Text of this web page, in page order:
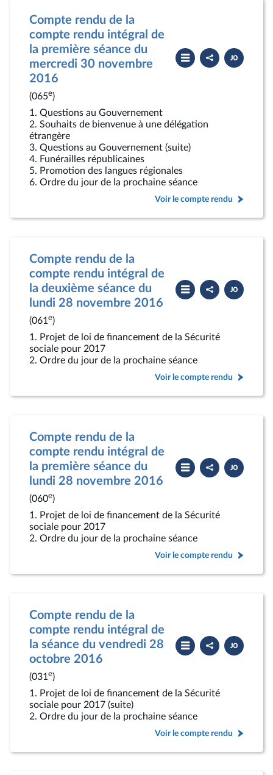
Compte rendu de la
compte rendu intégral de
la première séance du
mercredi 30 novembre
2016
(065e)
Partager
le
compte
Télécharger
le
PDF
1. Questions au Gouvernement
2. Souhaits de bienvenue à une délégation
étrangère
3. Questions au Gouvernement (suite)
4. Funérailles républicaines
5. Promotion des langues régionales
6. Ordre du jour de la prochaine séance
Voir le compte rendu
Compte rendu de la
compte rendu intégral de
la deuxième séance du
lundi 28 novembre 2016
(061 e)
Partager
le
compte
Télécharger
le
PDF
1. Projet de loi de financement de la Sécurité
sociale pour 2017
2. Ordre du jour de la prochaine séance
Voir le compte rendu
Compte rendu de la
compte rendu intégral de
la première séance du
lundi 28 novembre 2016
(060e)
Partager
le
compte
Télécharger
le
PDF
1. Projet de loi de financement de la Sécurité
sociale pour 2017
2. Ordre du jour de la prochaine séance
Voir le compte rendu
Compte rendu de la
compte rendu intégral de
la séance du vendredi 28
octobre 2016
(031 e)
Partager
le
compte
Télécharger
le
PDF
1. Projet de loi de financement de la Sécurité
sociale pour 2017 (suite)
2. Ordre du jour de la prochaine séance
Voir le compte rendu